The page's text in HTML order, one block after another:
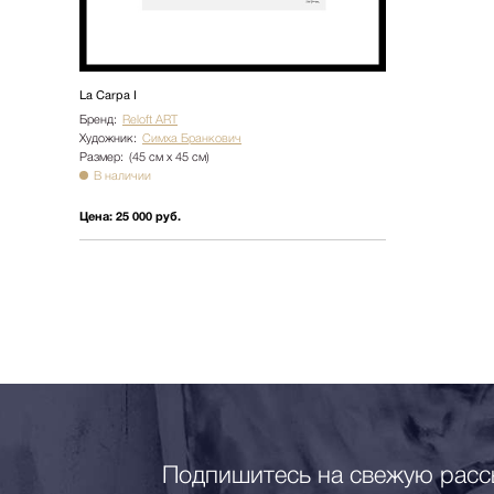
La Carpa I
Бренд: Reloft ART
Художник: Симха Бранкович
Размер: (45 см х 45 см)
В наличии
Цена: 25 000 руб.
Подпишитесь на свежую